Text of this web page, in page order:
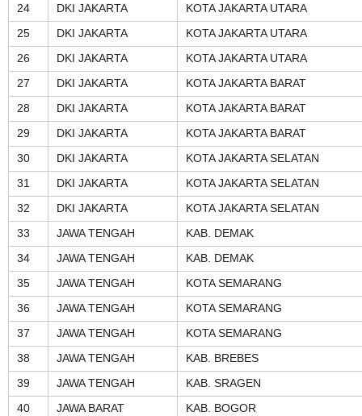
24
DKI JAKARTA
KOTA JAKARTA UTARA
25
DKI JAKARTA
KOTA JAKARTA UTARA
26
DKI JAKARTA
KOTA JAKARTA UTARA
27
DKI JAKARTA
KOTA JAKARTA BARAT
28
DKI JAKARTA
KOTA JAKARTA BARAT
29
DKI JAKARTA
KOTA JAKARTA BARAT
30
DKI JAKARTA
KOTA JAKARTA SELATAN
31
DKI JAKARTA
KOTA JAKARTA SELATAN
32
DKI JAKARTA
KOTA JAKARTA SELATAN
33
JAWA TENGAH
KAB. DEMAK
34
JAWA TENGAH
KAB. DEMAK
35
JAWA TENGAH
KOTA SEMARANG
36
JAWA TENGAH
KOTA SEMARANG
37
JAWA TENGAH
KOTA SEMARANG
38
JAWA TENGAH
KAB. BREBES
39
JAWA TENGAH
KAB. SRAGEN
40
JAWA BARAT KAB. BOGOR